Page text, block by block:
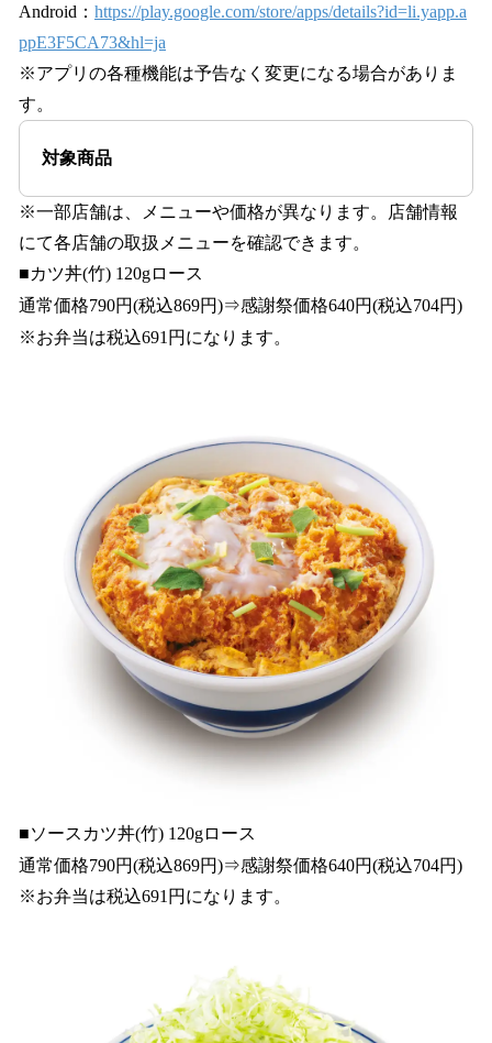
Android： https://play.google.com/store/apps/details?id=li.yapp.a
ppE3F5CA73&hl=ja
※アプリの各種機能は予告なく変更になる場合がありま
す。
対象商品
※⼀部店舗は、メニューや価格が異なります。店舗情報
にて各店舗の取扱メニューを確認できます。
■カツ丼(竹) 120gロース
通常価格790円(税込869円)⇒感謝祭価格640円(税込704円)
※お弁当は税込691円になります。
■ソースカツ丼(竹) 120gロース
通常価格790円(税込869円)⇒感謝祭価格640円(税込704円)
※お弁当は税込691円になります。